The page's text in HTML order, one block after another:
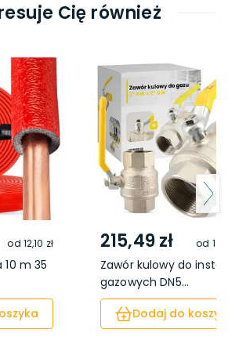
Cię również
od 12,10 zł
m 35
215,49 zł od
Zawór kulowy do
gazowych DN5...
Dodaj do